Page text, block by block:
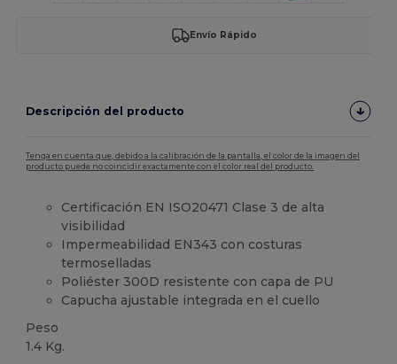
Envío Rápido
Descripción del producto
Tenga en cuenta que, debido a la calibración de la pantalla, el color de la imagen del
producto puede no coincidir exactamente con el color real del producto.
Certificación EN ISO20471 Clase 3 de alta
visibilidad
Impermeabilidad EN343 con costuras
termoselladas
Poliéster 300D resistente con capa de PU
Capucha ajustable integrada en el cuello
Peso
1.4 Kg.